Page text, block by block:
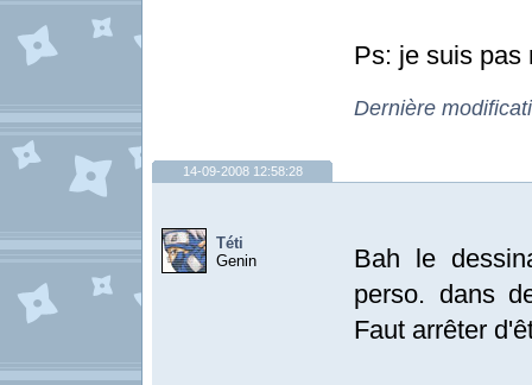
Ps: je suis
Dernière
14-09-2008 12:58:28
Téti
Genin
Bah le
perso. dans
Faut arrêter